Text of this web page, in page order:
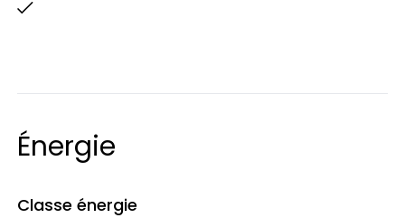
Énergie
Classe énergie